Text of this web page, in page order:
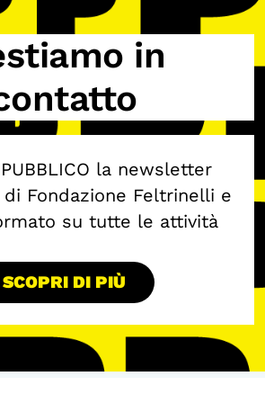
ricerca
ottant’anni dopo
in
la newsletter
Fondazione Feltrinelli e
su tutte le attività
SCOPRI DI PIÙ